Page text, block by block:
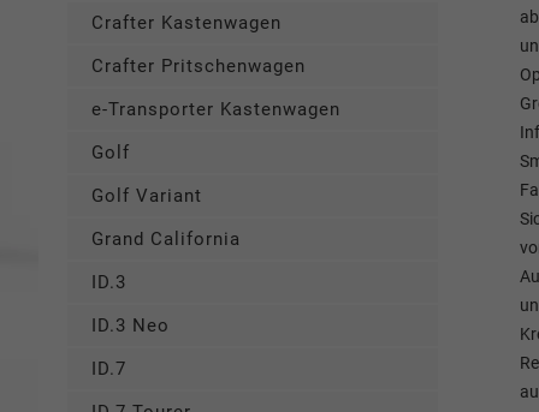
Crafter Kastenwagen
Crafter Pritschenwagen
e-Transporter Kastenwagen
Golf
Golf Variant
Grand California
ID.3
ID.3 Neo
ID.7